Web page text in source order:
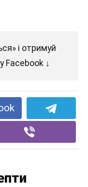
і отримуй
Facebook ↓